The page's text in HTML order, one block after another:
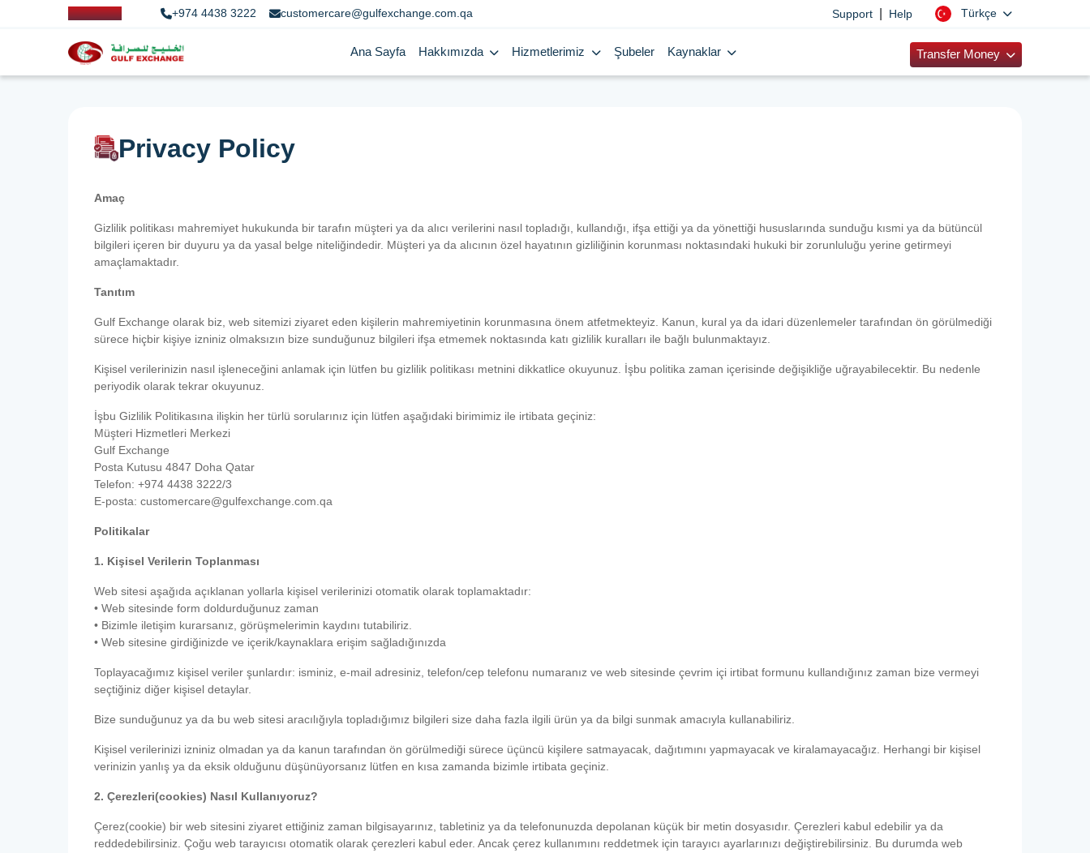
+974 4438 3222 customercare@gulfexchange.com.qa Support Help Türkçe
Ana Sayfa Hakkımızda Hizmetlerimiz Şubeler Kaynaklar Transfer Money
Privacy Policy
Amaç
Gizlilik politikası mahremiyet hukukunda bir tarafın müşteri ya da alıcı verilerini nasıl topladığı, kullandığı, ifşa ettiği ya da yönettiği hususlarında sunduğu kısmi ya da bütüncül
bilgileri içeren bir duyuru ya da yasal belge niteliğindedir. Müşteri ya da alıcının özel hayatının gizliliğinin korunması noktasındaki hukuki bir zorunluluğu yerine getirmeyi
amaçlamaktadır.
Tanıtım
Gulf Exchange olarak biz, web sitemizi ziyaret eden kişilerin mahremiyetinin korunmasına önem atfetmekteyiz. Kanun, kural ya da idari düzenlemeler tarafından ön görülmediği
sürece hiçbir kişiye izniniz olmaksızın bize sunduğunuz bilgileri ifşa etmemek noktasında katı gizlilik kuralları ile bağlı bulunmaktayız.
Kişisel verilerinizin nasıl işleneceğini anlamak için lütfen bu gizlilik politikası metnini dikkatlice okuyunuz. İşbu politika zaman içerisinde değişikliğe uğrayabilecektir. Bu nedenle
periyodik olarak tekrar okuyunuz.
İşbu Gizlilik Politikasına ilişkin her türlü sorularınız için lütfen aşağıdaki birimimiz ile irtibata geçiniz:
Müşteri Hizmetleri Merkezi
Gulf Exchange
Posta Kutusu 4847 Doha Qatar
Telefon: +974 4438 3222/3
E-posta: customercare@gulfexchange.com.qa
Politikalar
1. Kişisel Verilerin Toplanması
Web sitesi aşağıda açıklanan yollarla kişisel verilerinizi otomatik olarak toplamaktadır:
• Web sitesinde form doldurduğunuz zaman
• Bizimle iletişim kurarsanız, görüşmelerimin kaydını tutabiliriz.
• Web sitesine girdiğinizde ve içerik/kaynaklara erişim sağladığınızda
Toplayacağımız kişisel veriler şunlardır: isminiz, e-mail adresiniz, telefon/cep telefonu numaranız ve web sitesinde çevrim içi irtibat formunu kullandığınız zaman bize vermeyi
seçtiğiniz diğer kişisel detaylar.
Bize sunduğunuz ya da bu web sitesi aracılığıyla topladığımız bilgileri size daha fazla ilgili ürün ya da bilgi sunmak amacıyla kullanabiliriz.
Kişisel verilerinizi izniniz olmadan ya da kanun tarafından ön görülmediği sürece üçüncü kişilere satmayacak, dağıtımını yapmayacak ve kiralamayacağız. Herhangi bir kişisel
verinizin yanlış ya da eksik olduğunu düşünüyorsanız lütfen en kısa zamanda bizimle irtibata geçiniz.
2. Çerezleri(cookies) Nasıl Kullanıyoruz?
Çerez(cookie) bir web sitesini ziyaret ettiğiniz zaman bilgisayarınız, tabletiniz ya da telefonunuzda depolanan küçük bir metin dosyasıdır. Çerezleri kabul edebilir ya da
reddedebilirsiniz. Çoğu web tarayıcısı otomatik olarak çerezleri kabul eder. Ancak çerez kullanımını reddetmek için tarayıcı ayarlarınızı değiştirebilirsiniz. Bu durumda web